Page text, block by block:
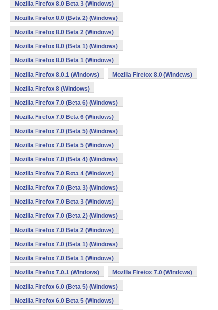
Mozilla Firefox 8.0 Beta 3 (Windows)
Mozilla Firefox 8.0 (Beta 2) (Windows)
Mozilla Firefox 8.0 Beta 2 (Windows)
Mozilla Firefox 8.0 (Beta 1) (Windows)
Mozilla Firefox 8.0 Beta 1 (Windows)
Mozilla Firefox 8.0.1 (Windows) Mozilla Firefox 8.0 (Windows)
Mozilla Firefox 8 (Windows)
Mozilla Firefox 7.0 (Beta 6) (Windows)
Mozilla Firefox 7.0 Beta 6 (Windows)
Mozilla Firefox 7.0 (Beta 5) (Windows)
Mozilla Firefox 7.0 Beta 5 (Windows)
Mozilla Firefox 7.0 (Beta 4) (Windows)
Mozilla Firefox 7.0 Beta 4 (Windows)
Mozilla Firefox 7.0 (Beta 3) (Windows)
Mozilla Firefox 7.0 Beta 3 (Windows)
Mozilla Firefox 7.0 (Beta 2) (Windows)
Mozilla Firefox 7.0 Beta 2 (Windows)
Mozilla Firefox 7.0 (Beta 1) (Windows)
Mozilla Firefox 7.0 Beta 1 (Windows)
Mozilla Firefox 7.0.1 (Windows) Mozilla Firefox 7.0 (Windows)
Mozilla Firefox 6.0 (Beta 5) (Windows)
Mozilla Firefox 6.0 Beta 5 (Windows)